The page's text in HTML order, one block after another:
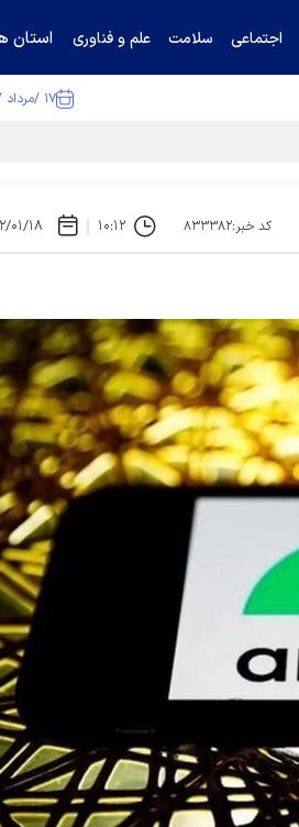
اجتماعی سلامت علم و فناوری استان
۱۷ /مرداد /۱۴۰۵
کد خبر:۸۳۳۳۸۲ ۱۰:۱۲ ۱۴۰۲/